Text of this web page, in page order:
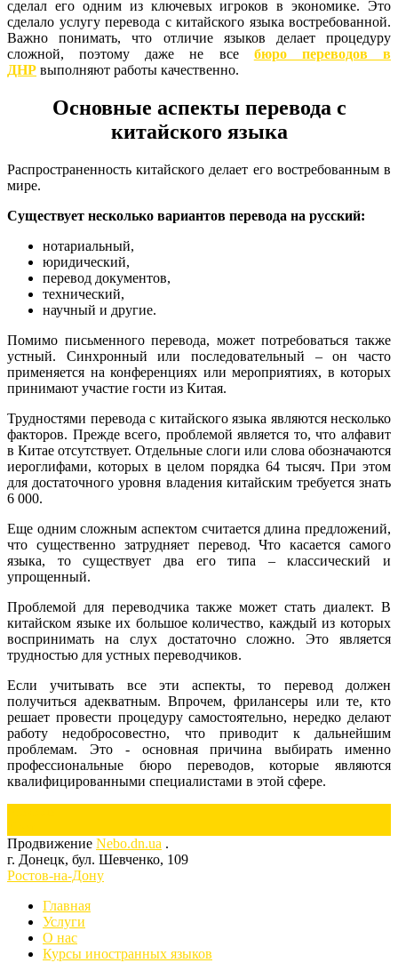
сделал его одним из ключевых игроков в экономике. Это
сделало услугу перевода с китайского языка востребованной.
Важно понимать, что отличие языков делает процедуру
сложной, поэтому даже не все бюро переводов в
ДНР выполняют работы качественно.
Основные аспекты перевода с
китайского языка
Распространенность китайского делает его востребованным в
мире.
Существует несколько вариантов перевода на русский:
нотариальный,
юридический,
перевод документов,
технический,
научный и другие.
Помимо письменного перевода, может потребоваться также
устный. Синхронный или последовательный – он часто
применяется на конференциях или мероприятиях, в которых
принимают участие гости из Китая.
Трудностями перевода с китайского языка являются несколько
факторов. Прежде всего, проблемой является то, что алфавит
в Китае отсутствует. Отдельные слоги или слова обозначаются
иероглифами, которых в целом порядка 64 тысяч. При этом
для достаточного уровня владения китайским требуется знать
6 000.
Еще одним сложным аспектом считается длина предложений,
что существенно затрудняет перевод. Что касается самого
языка, то существует два его типа – классический и
упрощенный.
Проблемой для переводчика также может стать диалект. В
китайском языке их большое количество, каждый из которых
воспринимать на слух достаточно сложно. Это является
трудностью для устных переводчиков.
Если учитывать все эти аспекты, то перевод должен
получиться адекватным. Впрочем, фрилансеры или те, кто
решает провести процедуру самостоятельно, нередко делают
работу недобросовестно, что приводит к дальнейшим
проблемам. Это - основная причина выбирать именно
профессиональные бюро переводов, которые являются
квалифицированными специалистами в этой сфере.
Продвижение Nebo.dn.ua .
г. Донецк, бул. Шевченко, 109
Ростов-на-Дону
Главная
Услуги
О нас
Курсы иностранных языков